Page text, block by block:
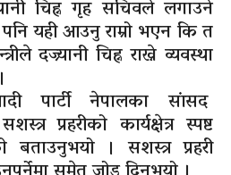
चिह्न गृह सचिवले लगाउने
यही आउनु राम्रो भएन कि त
दज्र्यानी चिह्न राख्ने व्यवस्था
पार्टी नेपालका सांसद
प्रहरीको कार्यक्षेत्र स्पष्ट
। सशस्त्र प्रहरी